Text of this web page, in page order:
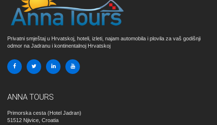
Privatni smještaj u Hrvatskoj, hoteli, izleti, najam automobila i plovila za vaš godišnji
odmor na Jadranu i kontinentalnoj Hrvatskoj
ANNA TOURS
Primorska cesta (Hotel Jadran)
51512 Njivice, Croatia